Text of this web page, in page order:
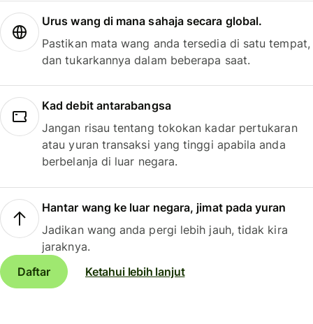
Urus wang di mana sahaja secara global.
Pastikan mata wang anda tersedia di satu tempat,
dan tukarkannya dalam beberapa saat.
Kad debit antarabangsa
Jangan risau tentang tokokan kadar pertukaran
atau yuran transaksi yang tinggi apabila anda
berbelanja di luar negara.
Hantar wang ke luar negara, jimat pada yuran
Jadikan wang anda pergi lebih jauh, tidak kira
jaraknya.
Daftar
Ketahui lebih lanjut